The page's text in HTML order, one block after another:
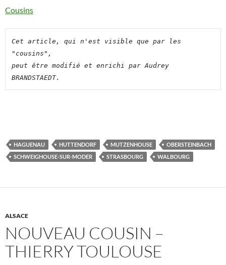
Cousins
Cet article, qui n'est visible que par les
"cousins",
peut être modifié et enrichi par Audrey
BRANDSTAEDT.
HAGUENAU HUTTENDORF MUTZENHOUSE
OBERSTEINBACH
SCHWEIGHOUSE-SUR-MODER
STRASBOURG WALBOURG
ALSACE
NOUVEAU COUSIN –
THIERRY TOULOUSE